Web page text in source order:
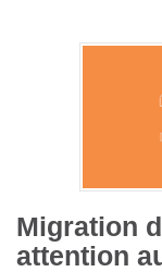
Migration
attention